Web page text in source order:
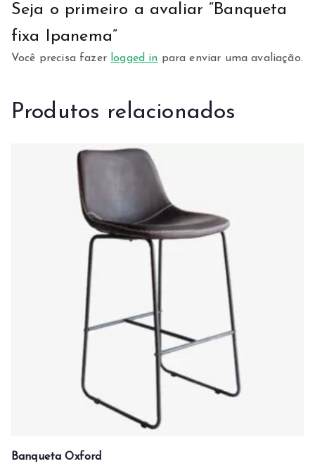
Seja o primeiro a avaliar “Banqueta
fixa Ipanema”
Você precisa fazer logged in para enviar uma avaliação.
Produtos relacionados
Banqueta Oxford